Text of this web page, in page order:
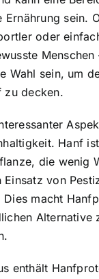
Ernährung sein.
oder
Wahl sein, um
zu decken.
Hanf
die wenig
Einsatz von
Dies macht
Alternative
enthält